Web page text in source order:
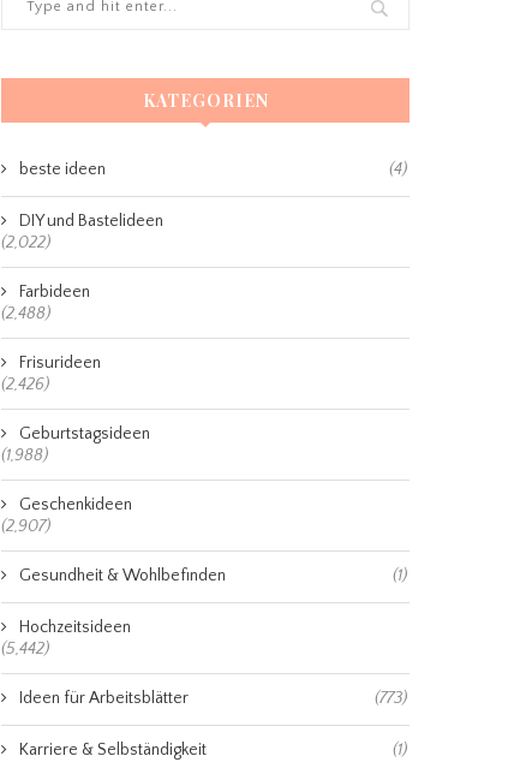
KATEGORIEN
beste ideen (4)
DIY und Bastelideen
(2,022)
Farbideen
(2,488)
Frisurideen
(2,426)
Geburtstagsideen
(1,988)
Geschenkideen
(2,907)
Gesundheit & Wohlbefinden (1)
Hochzeitsideen
(5,442)
Ideen für Arbeitsblätter (773)
Karriere & Selbständigkeit (1)